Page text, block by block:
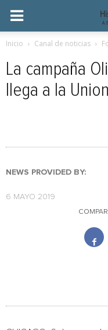
Inicio Canal de noticias
La campaña
llega a la
NEWS PROVIDED BY:
6 MAYO 2019